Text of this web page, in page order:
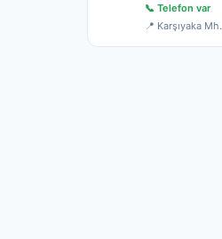
📞 Telefon var
📍 Karşıyaka Mh.